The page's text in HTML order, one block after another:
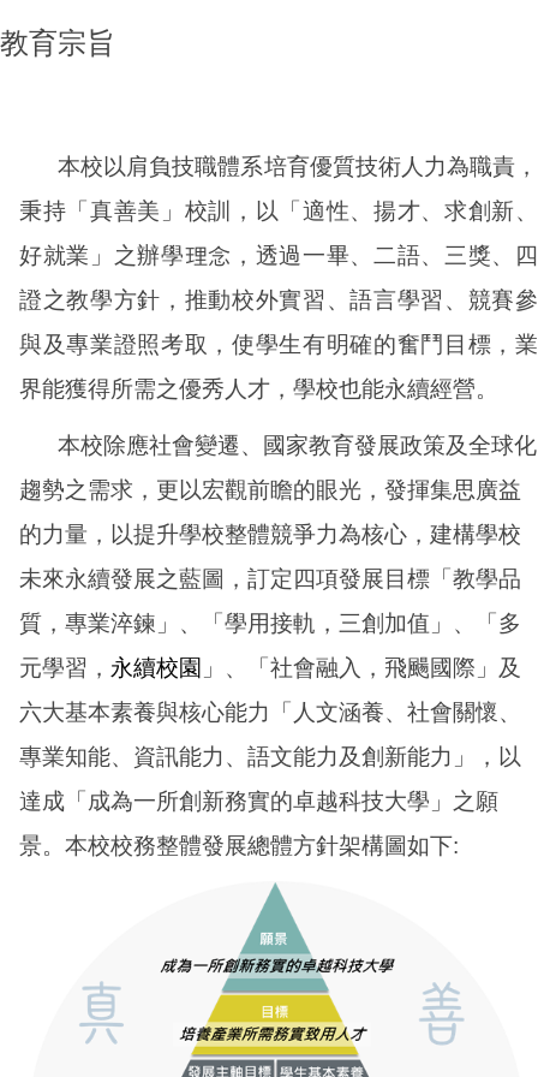
教育宗旨
本校以肩負技職體系培育優質技術人力為職責，
秉持「真善美」校訓，以「適性、揚才、求創新、
好就業」之辦學理念，透過一畢、二語、三獎、四
證之教學方針，推動校外實習、語言學習、競賽參
與及專業證照考取，使學生有明確的奮鬥目標，業
界能獲得所需之優秀人才，學校也能永續經營。
本校除應社會變遷、國家教育發展政策及全球化
趨勢之需求，更以宏觀前瞻的眼光，發揮集思廣益
的力量，以提升學校整體競爭力為核心，建構學校
未來永續發展之藍圖，訂定四項發展目標「教學品
質，專業淬鍊」、「學用接軌，三創加值」、「多
元學習， 永續校園 」、「社會融入，飛颺國際」及
六大基本素養與核心能力「人文涵養、社會關懷、
專業知能、資訊能力、語文能力及創新能力」，以
達成「成為一所創新務實的卓越科技大學」之願
景。本校校務整體發展總體方針架構圖如下: